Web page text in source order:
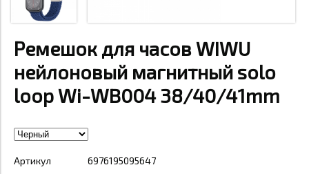
Ремешок для часов WIWU
нейлоновый магнитный solo
loop Wi-WB004 38/40/41mm
Артикул 6976195095647